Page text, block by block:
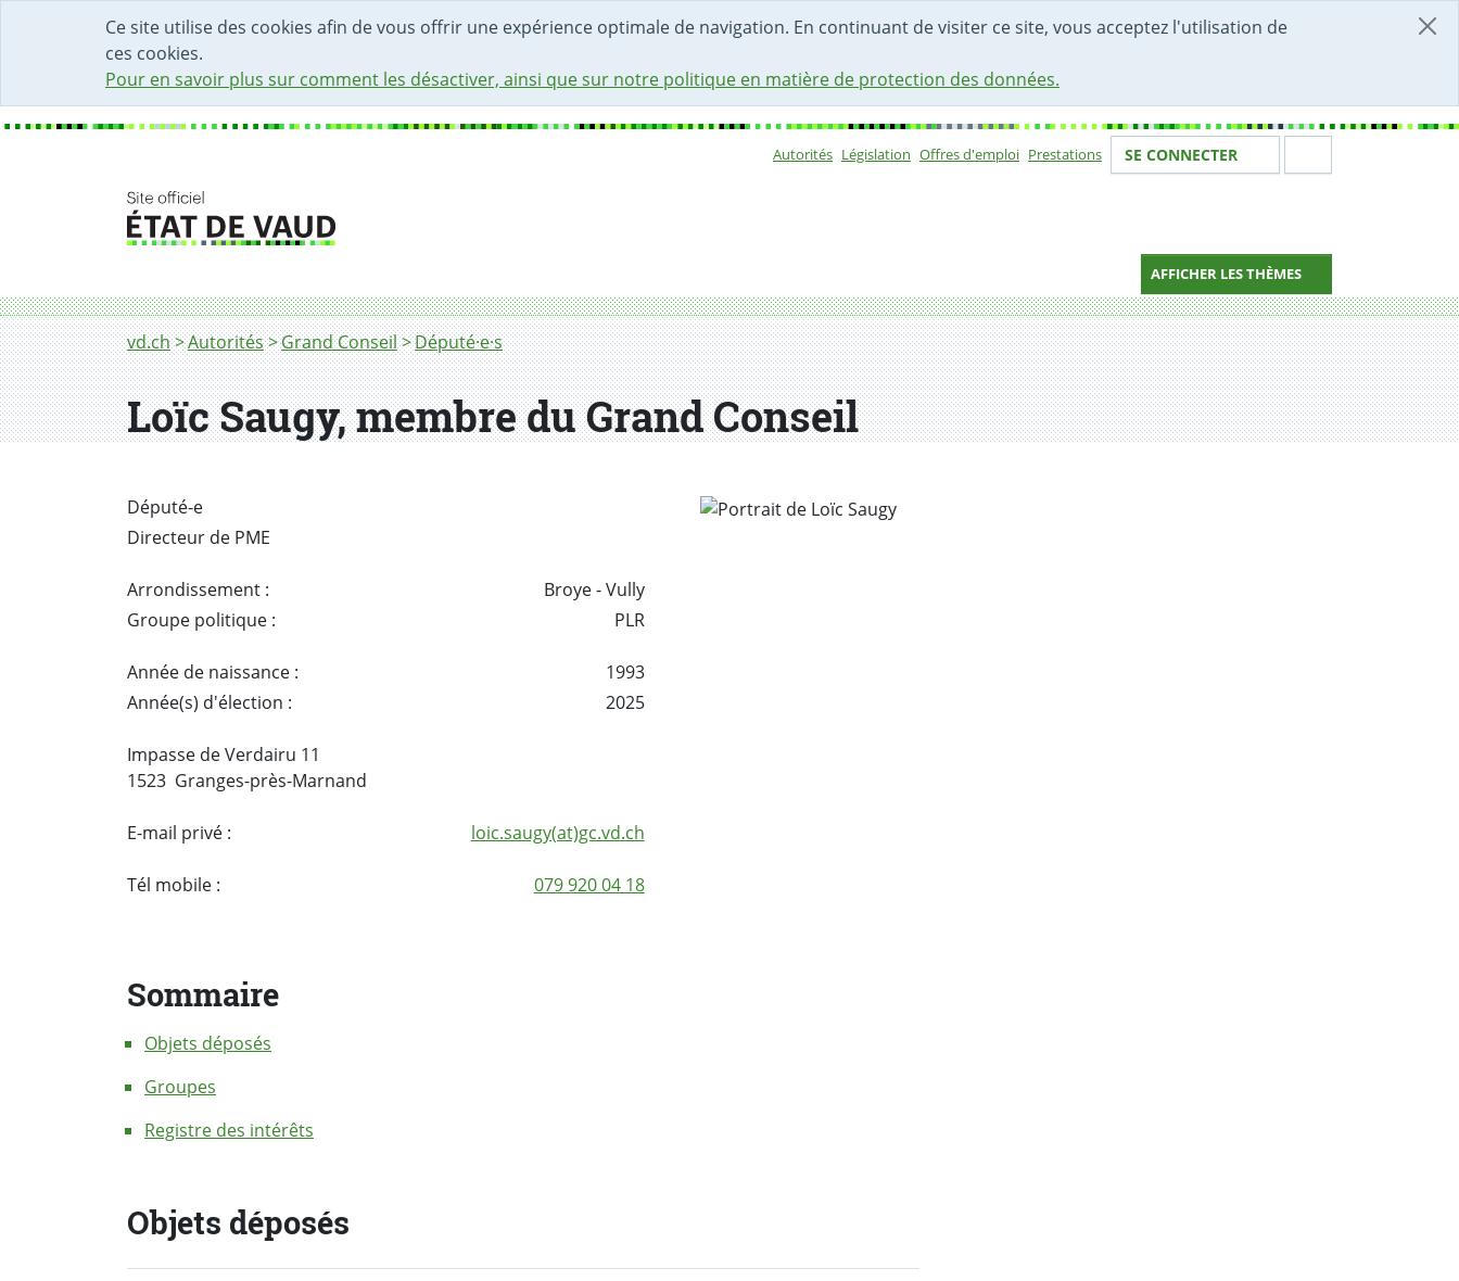
Ce site utilise des cookies afin de vous offrir une expérience optimale de navigation. En continuant de visiter ce site, vous acceptez l'utilisation de
ces cookies.
Pour en savoir plus sur comment les désactiver, ainsi que sur notre politique en matière de protection des données.
DÉBUT DU CONTENU DE LA PAGE
ACCÈS AU CHAMP DE RECHERCHE
PAGE D'ACCUEIL
FORMULAIRE DE CONTACT
Autorités Législation Offres d'emploi Prestations Votre identité
SE CONNECTER
AFFICHER LES THÈMES
Fil d'Ariane
vd.ch Autorités Grand Conseil Député·e·s
Loïc Saugy, membre du Grand Conseil
Député-e
Directeur de PME
Arrondissement :
Broye - Vully
Groupe politique :
PLR
Année de naissance :
1993
Année(s) d'élection :
2025
Impasse de Verdairu 11
1523 Granges-près-Marnand
E-mail privé : loic.saugy(at)gc.vd.ch
Tél mobile : 079 920 04 18
Sommaire
Objets déposés
Groupes
Registre des intérêts
Objets déposés